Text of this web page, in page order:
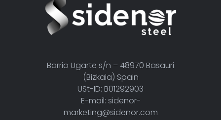
Barrio Ugarte s/n – 48970 Basauri
(Bizkaia) Spain
USt-ID: B01292903
E-mail: sidenor-
marketing@sidenor.com